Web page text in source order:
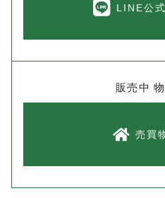
LINE公
販売中
売買